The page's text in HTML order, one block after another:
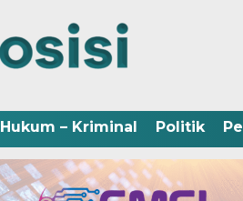
Hukum – Kriminal Politik